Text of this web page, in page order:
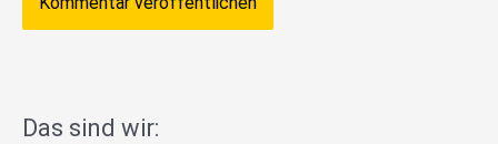
Das sind wir: